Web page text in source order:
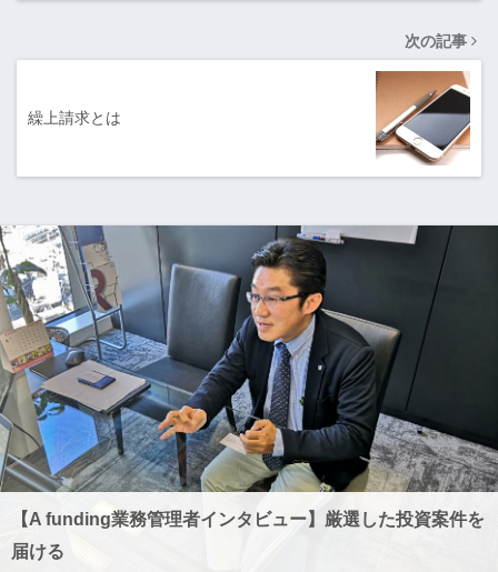
次の記事
繰上請求とは
【A funding業務管理者インタビュー】厳選した投資案件を
届ける